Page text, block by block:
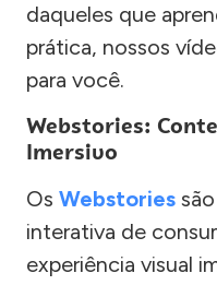
daqueles que
prática, nossos
para você.
Webstories:
Imersivo
Os Webstories
interativa de
experiência visual